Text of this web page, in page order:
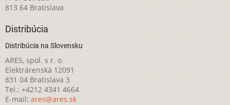
813 64 Bratislava
Distribúcia
Distribúcia na Slovensku
ARES, spol. s r. o.
Elektrárenská 12091
831 04 Bratislava 3
Tel.: +4212 4341 4664
E-mail: ares@ares.sk